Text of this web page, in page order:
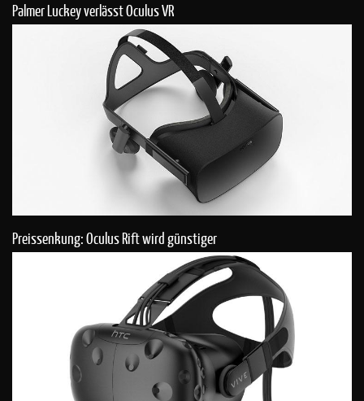
Palmer Luckey verlässt Oculus VR
Preissenkung: Oculus Rift wird günstiger